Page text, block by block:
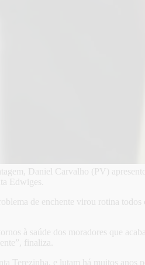
Daniel Carvalho (PV)
Edwiges.
de enchente virou rotina
à saúde dos moradores que
finaliza.
Terezinha, e lutam há muitos anos